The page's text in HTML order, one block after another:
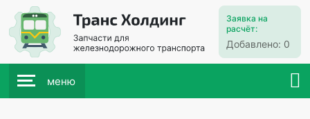
Заявка на
расчёт:
Добавлено: 0
меню